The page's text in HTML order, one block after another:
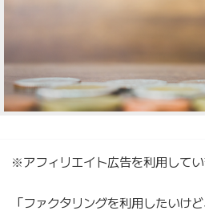
※アフィリエイト広告を利用して
「ファクタリングを利用したいけ